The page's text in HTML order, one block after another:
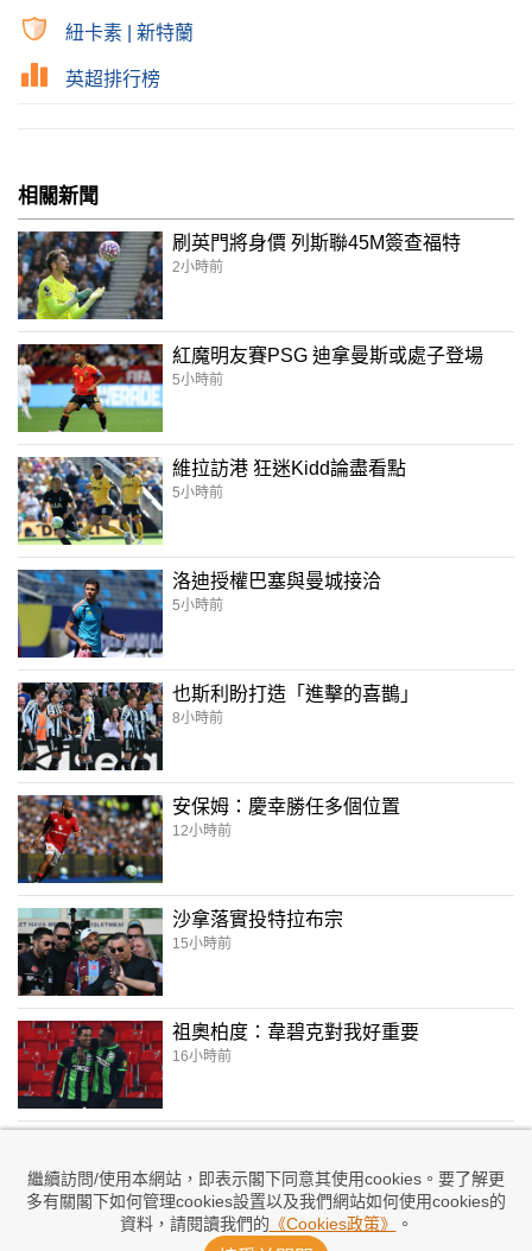
繼續訪問/使用本網站，即表示閣下同意其使用cookies。要了解更
多有關閣下如何管理cookies設置以及我們網站如何使用cookies的
資料，請閱讀我們的 《Cookies政策》 。
紐卡素 新特蘭
英超排行榜
相關新聞
刷英門將身價 列斯聯45M簽查福特
2小時前
紅魔明友賽PSG 迪拿曼斯或處子登場
5小時前
維拉訪港 狂迷Kidd論盡看點
5小時前
洛迪授權巴塞與曼城接洽
5小時前
也斯利盼打造「進擊的喜鵲」
8小時前
安保姆：慶幸勝任多個位置
12小時前
沙拿落實投特拉布宗
15小時前
祖奧柏度：韋碧克對我好重要
16小時前
17小時前